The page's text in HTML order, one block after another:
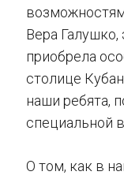
Вера
приобрела
столице
наши ребята,
специальной
О том, как в